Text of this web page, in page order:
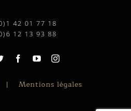
42 01 77 18
12 13 93 88
Mentions légales